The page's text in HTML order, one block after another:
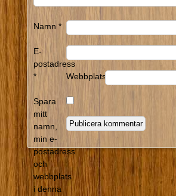
Namn *
E-
postadress
*
Webbplats
Spara
mitt
namn,
min e-
postadress
och
webbplats
i denna